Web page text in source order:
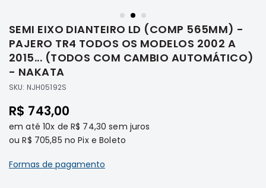
Filtros
Transmissão
Elétrica
Freio
Filtros
o
início
da
Galeria
de
imagens
SEMI EIXO DIANTEIRO LD (COMP 565MM) -
PAJERO TR4 TODOS OS MODELOS 2002 A
2015... (TODOS COM CAMBIO AUTOMÁTICO)
- NAKATA
SKU: NJH05192S
R$ 743,00
em até 10x de R$ 74,30 sem juros
ouR$ 705,85 no Pix e Boleto
Formas de pagamento